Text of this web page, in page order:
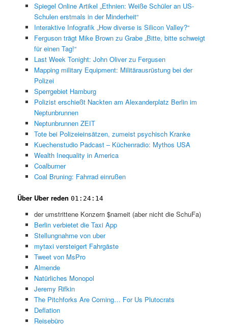
Spiegel Online Artikel „Ethnien: Weiße Schüler an US-
Schulen erstmals in der Minderheit“
Interaktive Infografik „How diverse is Silicon Valley?“
Ferguson trägt Mike Brown zu Grabe „Bitte, bitte schweigt
für einen Tag!“
Last Week Tonight: John Oliver zu Fergusen
Mapping military Equipment: Militärausrüstung bei der
Polizei
Sperrgebiet Hamburg
Polizist erschießt Nackten am Alexanderplatz Berlin im
Neptunbrunnen
Neptunbrunnen ZEIT
Tote bei Polizeieinsätzen, zumeist psychisch Kranke
Kuechenstudio Padcast – Küchenradio: Mythos USA
Wealth Inequality in America
Coalburner
Coal Bruning: Fahrrad einrußen
Über Uber reden01:24:14
der umstrittene Konzern $nameit (aber nicht die SchuFa)
Berlin verbietet die Taxi App
Stellungnahme von uber
mytaxi versteigert Fahrgäste
Tweet von MsPro
Almende
Natürliches Monopol
Jeremy Rifkin
The Pitchforks Are Coming… For Us Plutocrats
Deflation
Reisebüro